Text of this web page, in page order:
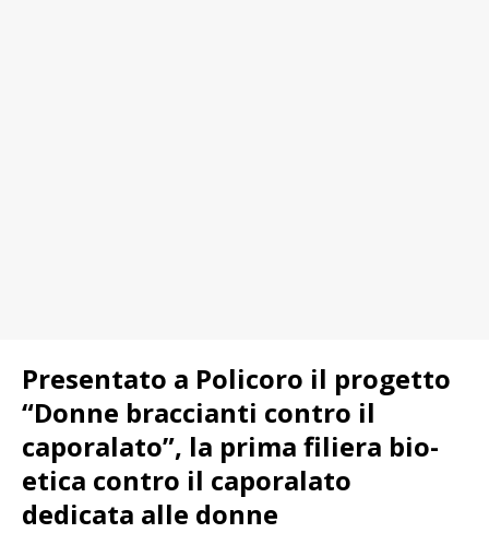
Presentato a Policoro il progetto
“Donne braccianti contro il
caporalato”, la prima filiera bio-
etica contro il caporalato
dedicata alle donne